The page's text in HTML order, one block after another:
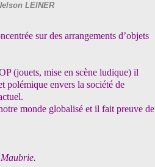
LEINER
sur des arrangements d’objets
(jouets, mise en scène ludique) il
polémique envers la société de
monde globalisé et il fait preuve de